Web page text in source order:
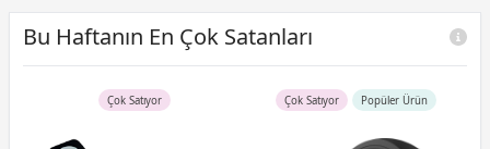
Bu Haftanın En Çok Satanları
Çok Satıyor Çok Satıyor Popüler Ürün